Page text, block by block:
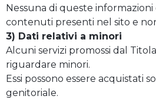
Nessuna di queste
contenuti presenti nel sito e
3) Dati relativi a minori
Alcuni servizi promossi dal
riguardare minori.
Essi possono essere acquistati
genitoriale.